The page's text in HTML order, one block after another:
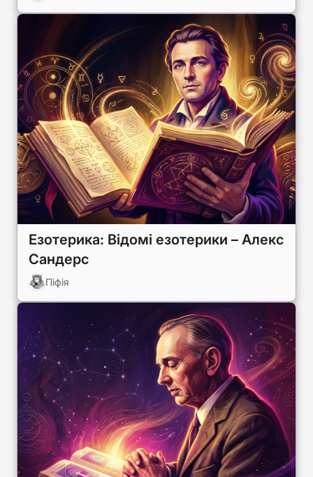
Езотерика: Відомі езотерики – Алекс
Сандерс
Піфія